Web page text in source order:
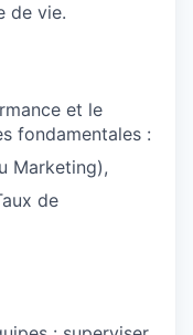
de vie.
et le
fondamentales :
Marketing),
de